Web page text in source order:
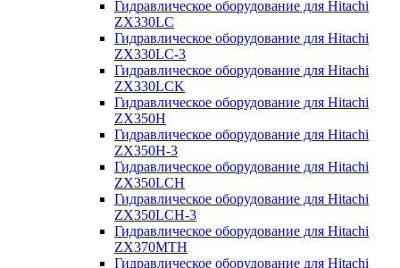
Гидравлическое оборудование для Hitachi
ZX330LC
Гидравлическое оборудование для Hitachi
ZX330LC-3
Гидравлическое оборудование для Hitachi
ZX330LCK
Гидравлическое оборудование для Hitachi
ZX350H
Гидравлическое оборудование для Hitachi
ZX350H-3
Гидравлическое оборудование для Hitachi
ZX350LCH
Гидравлическое оборудование для Hitachi
ZX350LCH-3
Гидравлическое оборудование для Hitachi
ZX370MTH
Гидравлическое оборудование для Hitachi